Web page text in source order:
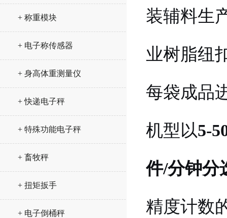
+ 称重模块
+ 电子称传感器
+ 身高体重测量仪
+ 快递电子秤
+ 特殊功能电子秤
+ 畜牧秤
+ 扭矩扳手
+ 电子倒桶秤
装辅料生
业树脂纽
每袋成品
机型以5-
件/分钟分
精度计数